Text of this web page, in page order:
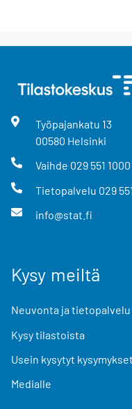
Työpajankatu 13
00580 Helsinki
Vaihde 029 551 1000
Tietopalvelu 029
info@stat.fi
Kysy meiltä
Neuvonta ja tietopalvelu
Kysy tilastoista
Usein kysytyt kysymykset
Medialle